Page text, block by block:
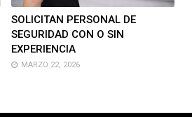
SOLICITAN PERSONAL DE
SEGURIDAD CON O SIN
EXPERIENCIA
MARZO 22, 2026